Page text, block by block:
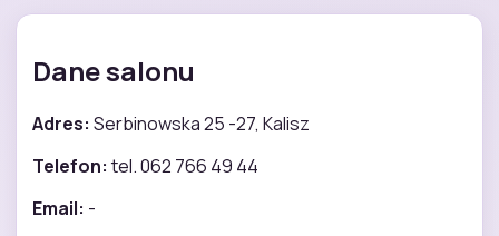
Dane salonu
Adres: Serbinowska 25 -27, Kalisz
Telefon: tel. 062 766 49 44
Email: -